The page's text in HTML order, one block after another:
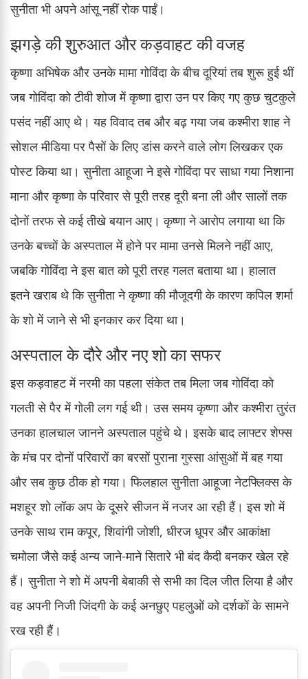
सुनीता भी अपने आंसू नहीं रोक पाईं।
झगड़े की शुरुआत और कड़वाहट की वजह
कृष्णा अभिषेक और उनके मामा गोविंदा के बीच दूरियां तब शुरू हुई थीं
जब गोविंदा को टीवी शोज में कृष्णा द्वारा उन पर किए गए कुछ चुटकुले
पसंद नहीं आए थे। यह विवाद तब और बढ़ गया जब कश्मीरा शाह ने
सोशल मीडिया पर पैसों के लिए डांस करने वाले लोग लिखकर एक
पोस्ट किया था। सुनीता आहूजा ने इसे गोविंदा पर साधा गया निशाना
माना और कृष्णा के परिवार से पूरी तरह दूरी बना ली और सालों तक
दोनों तरफ से कई तीखे बयान आए। कृष्णा ने आरोप लगाया था कि
उनके बच्चों के अस्पताल में होने पर मामा उनसे मिलने नहीं आए,
जबकि गोविंदा ने इस बात को पूरी तरह गलत बताया था। हालात
इतने खराब थे कि सुनीता ने कृष्णा की मौजूदगी के कारण कपिल शर्मा
के शो में जाने से भी इनकार कर दिया था।
अस्पताल के दौरे और नए शो का सफर
इस कड़वाहट में नरमी का पहला संकेत तब मिला जब गोविंदा को
गलती से पैर में गोली लग गई थी। उस समय कृष्णा और कश्मीरा तुरंत
उनका हालचाल जानने अस्पताल पहुंचे थे। इसके बाद लाफ्टर शेफ्स
के मंच पर दोनों परिवारों का बरसों पुराना गुस्सा आंसुओं में बह गया
और सब कुछ ठीक हो गया। फिलहाल सुनीता आहूजा नेटफ्लिक्स के
मशहूर शो लॉक अप के दूसरे सीजन में नजर आ रही हैं। इस शो में
उनके साथ राम कपूर, शिवांगी जोशी, धीरज धूपर और आकांक्षा
चमोला जैसे कई अन्य जाने-माने सितारे भी बंद कैदी बनकर खेल रहे
हैं। सुनीता ने शो में अपनी बेबाकी से सभी का दिल जीत लिया है और
वह अपनी निजी जिंदगी के कई अनछुए पहलुओं को दर्शकों के सामने
रख रही हैं।